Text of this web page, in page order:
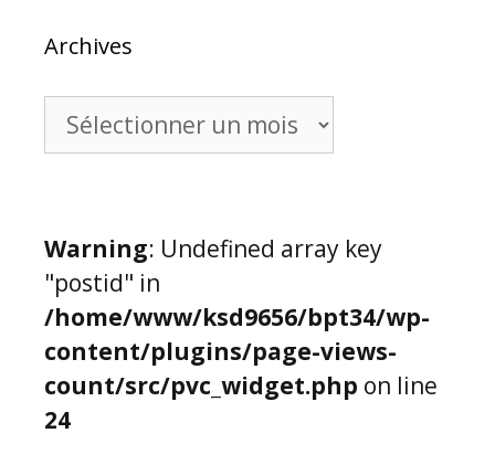
Archives
Warning: Undefined array key
"postid" in
/home/www/ksd9656/bpt34/wp-
content/plugins/page-views-
count/src/pvc_widget.php on line
24